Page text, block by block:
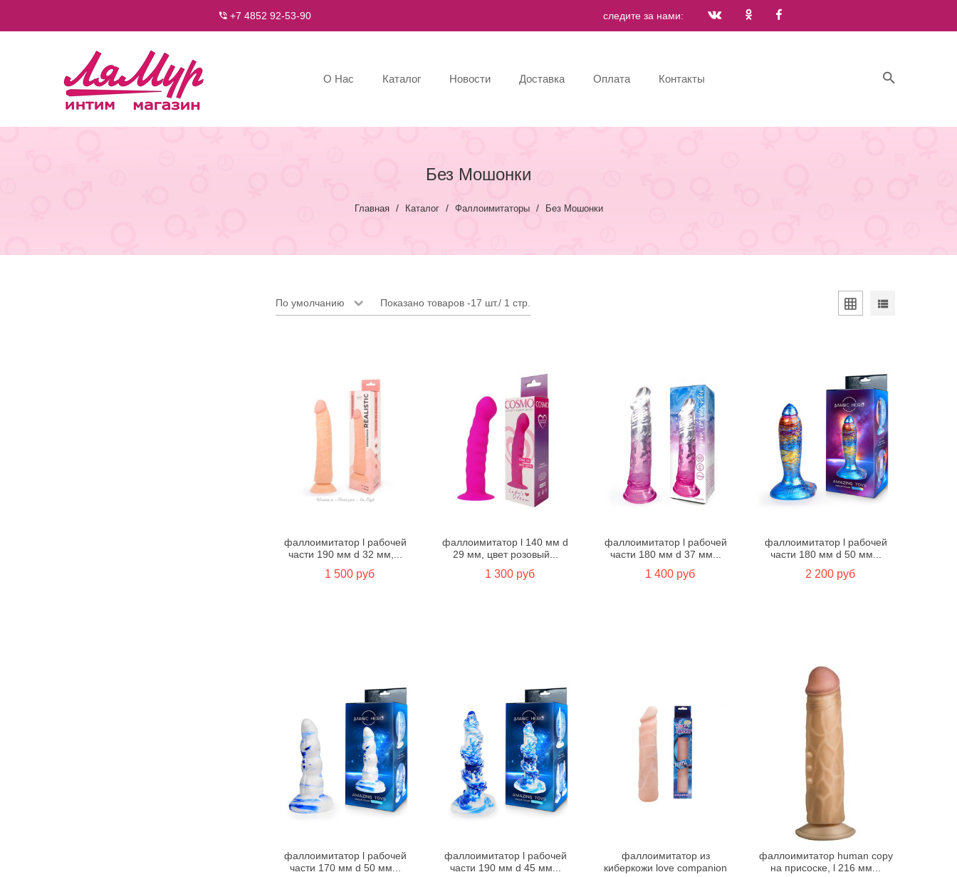
+7 4852 92-53-90 следите за нами:
О Нас Каталог Новости Доставка Оплата Контакты
Без Мошонки
Главная / Каталог / Фаллоимитаторы / Без Мошонки
Показано товаров -17 шт./ 1 стр.
фаллоимитатор l рабочей
части 190 мм d 32 мм,...
1 500 руб
фаллоимитатор l 140 мм d
29 мм, цвет розовый...
1 300 руб
фаллоимитатор l рабочей
части 180 мм d 37 мм...
1 400 руб
фаллоимитатор l рабочей
части 180 мм d 50 мм...
2 200 руб
фаллоимитатор l рабочей
части 170 мм d 50 мм...
фаллоимитатор l рабочей
части 190 мм d 45 мм...
фаллоимитатор из
киберкожи love companion
фаллоимитатор human copy
на присоске, l 216 мм...